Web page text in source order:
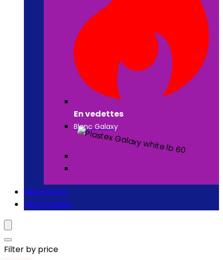
En vedettes
Blanc Galaxy
Nettoyants
Nos Produits
Filter by price